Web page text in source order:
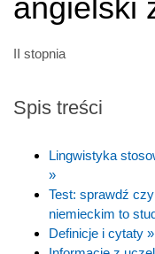
angielski
II stopnia
Spis treści
Lingwistyka
»
Test: sprawdź
niemieckim to
Definicje i cytaty »